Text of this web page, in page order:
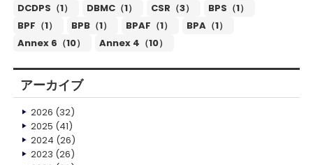
DCDPS（1）
DBMC（1） CSR（3）
BPS（1）
BPF（1）
BPB（1） BPAF（1）
BPA（1）
Annex 6（10）
Annex 4（10）
アーカイブ
2026 (32)
2025 (41)
2024 (26)
2023 (26)